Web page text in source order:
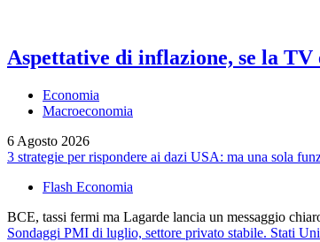
Aspettative di inflazione, se la
Economia
Macroeconomia
6 Agosto 2026
3 strategie per rispondere ai dazi USA: ma una sola
Flash Economia
BCE, tassi fermi ma Lagarde lancia un messaggio
Sondaggi PMI di luglio, settore privato stabile. Stati